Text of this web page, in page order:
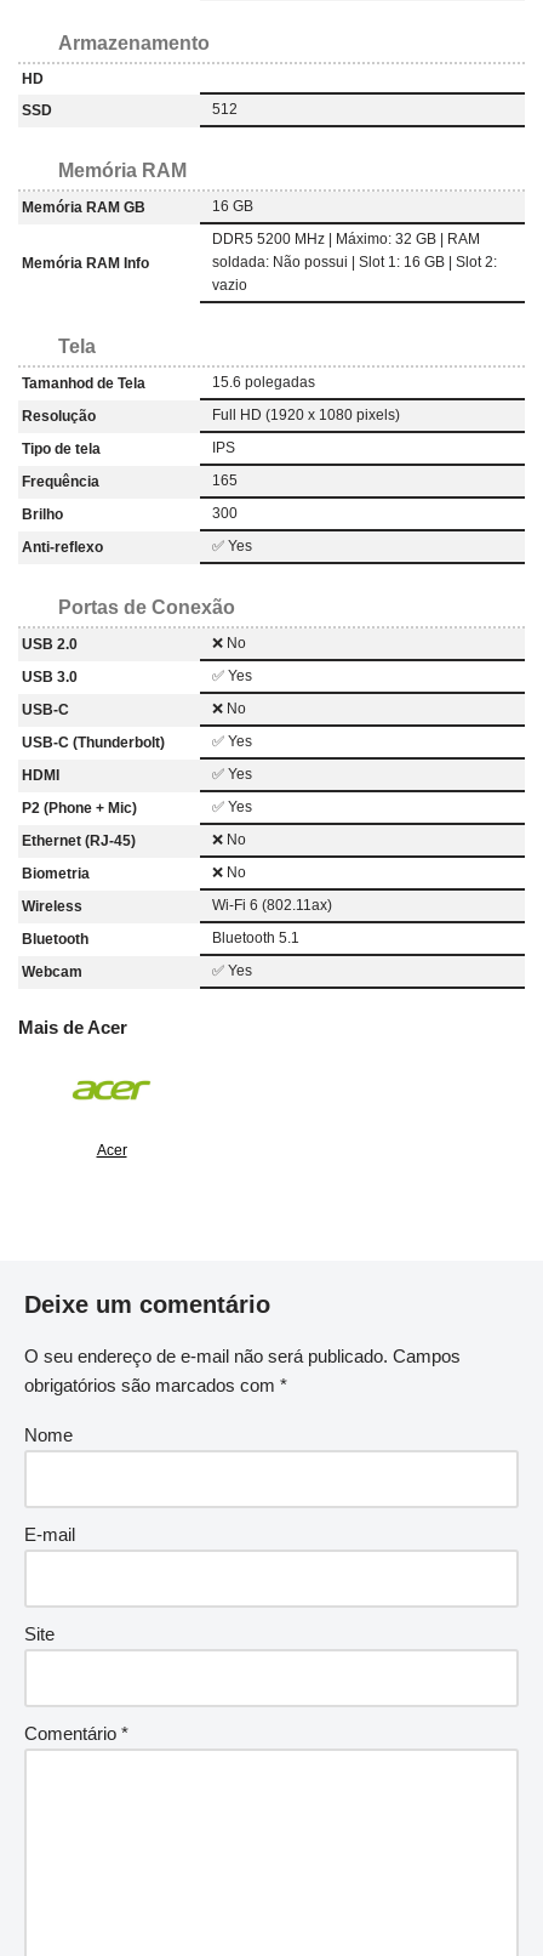
Armazenamento
HD
SSD
512
Memória RAM
Memória RAM GB 16 GB
Memória RAM Info
DDR5 5200 MHz | Máximo: 32 GB | RAM
soldada: Não possui | Slot 1: 16 GB | Slot 2:
vazio
Tela
Tamanhod de Tela
15.6 polegadas
Resolução
Full HD (1920 x 1080 pixels)
Tipo de tela
IPS
Frequência
165
Brilho
300
Anti-reflexo
✅ Yes
Portas de Conexão
USB 2.0
❌ No
USB 3.0
✅ Yes
USB-C
❌ No
USB-C (Thunderbolt)
✅ Yes
HDMI
✅ Yes
P2 (Phone + Mic)
✅ Yes
Ethernet (RJ-45)
❌ No
Biometria
❌ No
Wireless
Wi-Fi 6 (802.11ax)
Bluetooth
Bluetooth 5.1
Webcam
✅ Yes
Mais de Acer
Acer
Deixe um comentário
O seu endereço de e-mail não será publicado. Campos
obrigatórios são marcados com *
Nome
E-mail
Site
Comentário *